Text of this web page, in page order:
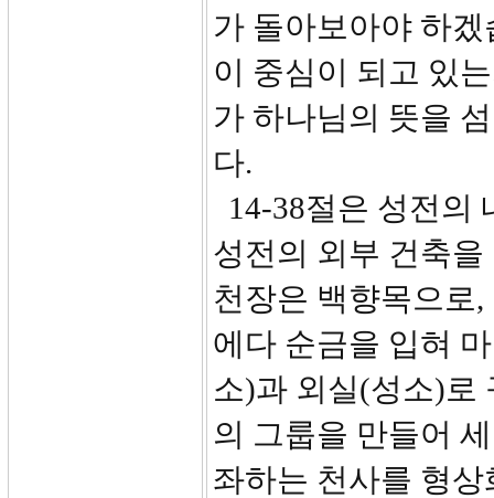
가 돌아보아야 하
이 중심이 되고 있
가 하나님의 뜻을
다.
14-38절은 성전의
성전의 외부 건축
천장은 백향목으로
에다 순금을 입혀
소)과 외실(성소)로
의 그룹을 만들어
좌하는 천사를 형